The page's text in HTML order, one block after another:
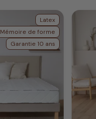
Latex
Mémoire de forme
Garantie 10 ans